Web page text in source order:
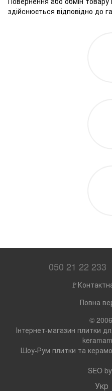
здійснюється відповідно до
050 21 22 233
Повна
©
Інтернет-магазин плитки
Шоу-Рум плитки та
SEO by
Укр